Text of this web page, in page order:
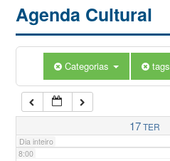
Agenda Cultural
Categorias tags
17TER
Dia inteiro
5:00
7:00
8:00